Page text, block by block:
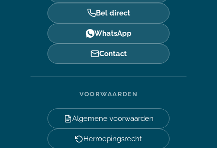
Bel direct
WhatsApp
Contact
VOORWAARDEN
Algemene voorwaarden
Herroepingsrecht